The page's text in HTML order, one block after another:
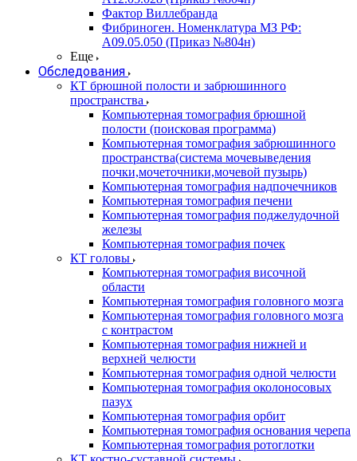
Фактор Виллебранда
Фибриноген. Номенклатура МЗ РФ:
A09.05.050 (Приказ №804н)
Еще
Обследования
КТ брюшной полости и забрюшинного
пространства
Компьютерная томография брюшной
полости (поисковая программа)
Компьютерная томография забрюшинного
пространства(система мочевыведения
почки,мочеточники,мочевой пузырь)
Компьютерная томография надпочечников
Компьютерная томография печени
Компьютерная томография поджелудочной
железы
Компьютерная томография почек
КТ головы
Компьютерная томография височной
области
Компьютерная томография головного мозга
Компьютерная томография головного мозга
с контрастом
Компьютерная томография нижней и
верхней челюсти
Компьютерная томография одной челюсти
Компьютерная томография околоносовых
пазух
Компьютерная томография орбит
Компьютерная томография основания черепа
Компьютерная томография ротоглотки